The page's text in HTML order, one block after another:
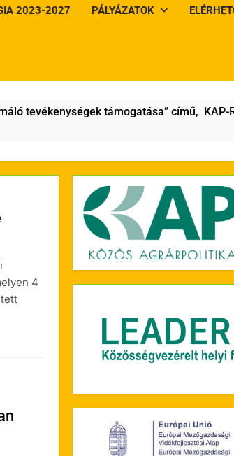
2023-2027 PÁLYÁZATOK
támogatása” című, KAP-RD57-
4